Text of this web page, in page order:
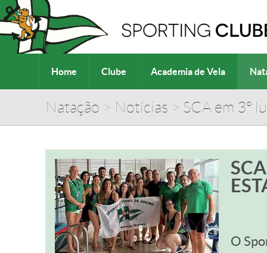
Home Clube Academia de Vela
Natação > Notícias > SCA em 3º
O